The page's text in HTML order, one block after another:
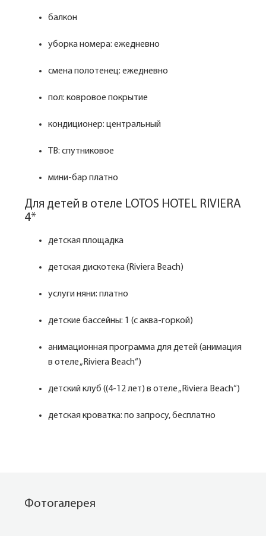
балкон
уборка номера: ежедневно
смена полотенец: ежедневно
пол: ковровое покрытие
кондиционер: центральный
ТВ: спутниковое
мини-бар платно
Для детей в отеле LOTOS HOTEL RIVIERA
4*
детская площадка
детская дискотека (Riviera Beach)
услуги няни: платно
детские бассейны: 1 (с аква-горкой)
анимационная программа для детей (анимация
в отеле „Riviera Beach“)
детский клуб ((4-12 лет) в отеле „Riviera Beach“)
детская кроватка: по запросу, бесплатно
Фотогалерея